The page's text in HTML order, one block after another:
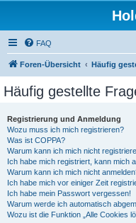
FAQ
Foren-Übersicht Häufig
Häufig gestellte
Registrierung und Anmeldung
Wozu muss ich mich registrieren?
Was ist COPPA?
Warum kann ich mich nicht
Ich habe mich registriert, kann mich
Warum kann ich mich nicht
Ich habe mich vor einiger Zeit
Ich habe mein Passwort vergessen!
Warum werde ich automatisch
Wozu ist die Funktion „Alle Cookies